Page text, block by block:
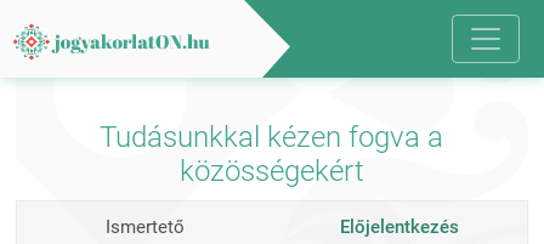
Tudásunkkal kézen fogva a
közösségekért
Ismertető Előjelentkezés